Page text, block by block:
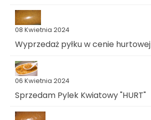
08 Kwietnia 2024
Wyprzedaż pyłku w cenie hurtowej
06 Kwietnia 2024
Sprzedam Pylek Kwiatowy "HURT"